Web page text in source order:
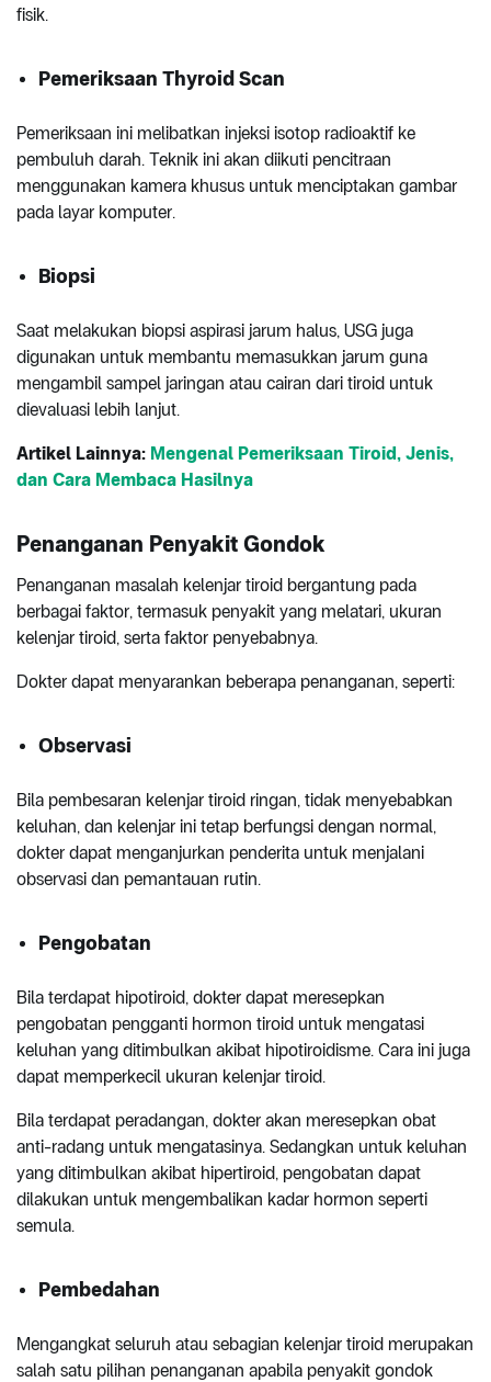
fisik.
Pemeriksaan Thyroid Scan
Pemeriksaan ini melibatkan injeksi isotop radioaktif ke
pembuluh darah. Teknik ini akan diikuti pencitraan
menggunakan kamera khusus untuk menciptakan gambar
pada layar komputer.
Biopsi
Saat melakukan biopsi aspirasi jarum halus, USG juga
digunakan untuk membantu memasukkan jarum guna
mengambil sampel jaringan atau cairan dari tiroid untuk
dievaluasi lebih lanjut.
Artikel Lainnya: Mengenal Pemeriksaan Tiroid, Jenis,
dan Cara Membaca Hasilnya
Penanganan Penyakit Gondok
Penanganan masalah kelenjar tiroid bergantung pada
berbagai faktor, termasuk penyakit yang melatari, ukuran
kelenjar tiroid, serta faktor penyebabnya.
Dokter dapat menyarankan beberapa penanganan, seperti:
Observasi
Bila pembesaran kelenjar tiroid ringan, tidak menyebabkan
keluhan, dan kelenjar ini tetap berfungsi dengan normal,
dokter dapat menganjurkan penderita untuk menjalani
observasi dan pemantauan rutin.
Pengobatan
Bila terdapat hipotiroid, dokter dapat meresepkan
pengobatan pengganti hormon tiroid untuk mengatasi
keluhan yang ditimbulkan akibat hipotiroidisme. Cara ini juga
dapat memperkecil ukuran kelenjar tiroid.
Bila terdapat peradangan, dokter akan meresepkan obat
anti-radang untuk mengatasinya. Sedangkan untuk keluhan
yang ditimbulkan akibat hipertiroid, pengobatan dapat
dilakukan untuk mengembalikan kadar hormon seperti
semula.
Pembedahan
Mengangkat seluruh atau sebagian kelenjar tiroid merupakan
salah satu pilihan penanganan apabila penyakit gondok